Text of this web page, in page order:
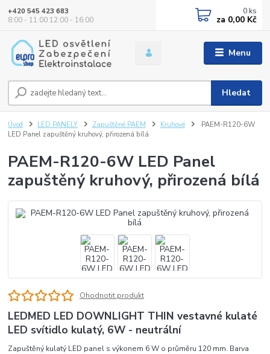
Menu
Hledat
+420 545 423 683
8:00 - 11:00 12:00 - 16:00
0 ks
za 0,00 Kč
Úvod LED PANELY Zapuštěné PAEM Kruhové
PAEM-R120-6W
LED Panel zapuštěný kruhový, přirozená bílá
PAEM-R120-6W LED Panel
zapuštěný kruhový, přirozená bílá
Ohodnotit produkt
LEDMED LED DOWNLIGHT THIN vestavné kulaté
LED svítidlo kulatý, 6W - neutrální
Zapuštěný kulatý LED panel s výkonem 6 W o průměru 120 mm. Barva